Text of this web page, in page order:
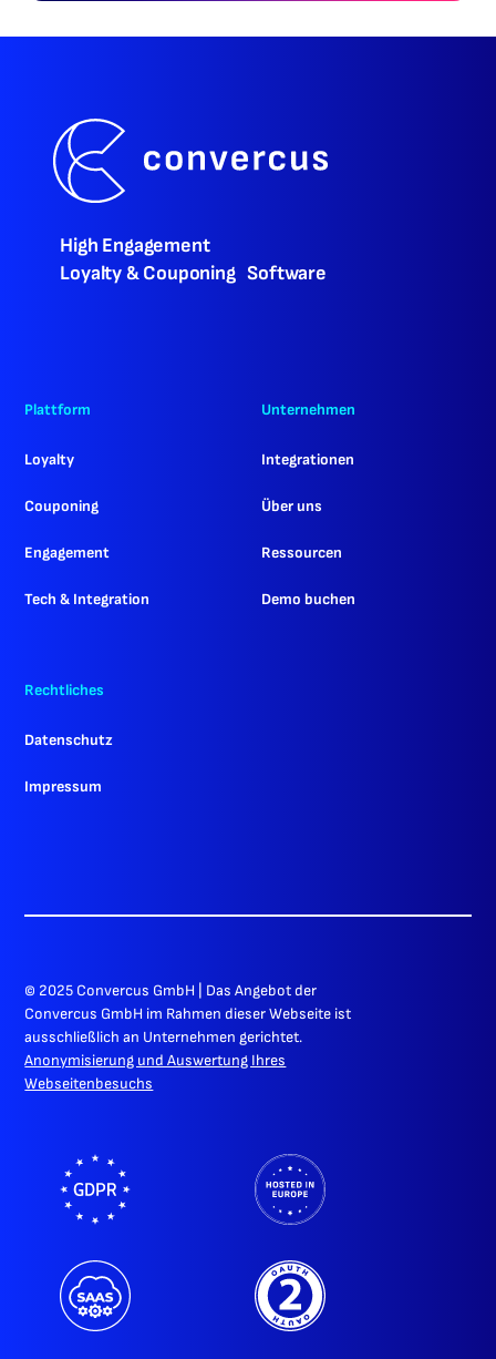
High Engagement
Loyalty & Couponing Software
Plattform
Loyalty
Couponing
Engagement
Tech & Integration
Unternehmen
Integrationen
Über uns
Ressourcen
Demo buchen
Rechtliches
Datenschutz
Impressum
© 2025 Convercus GmbH | Das Angebot der
Convercus GmbH im Rahmen dieser Webseite ist
ausschließlich an Unternehmen gerichtet.
Anonymisierung und Auswertung Ihres
Webseitenbesuchs